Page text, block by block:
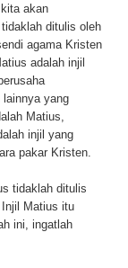
akan
ditulis oleh
agama Kristen
adalah injil
yang
Matius,
injil yang
pakar Kristen.
tidaklah ditulis
Matius itu
ini, ingatlah